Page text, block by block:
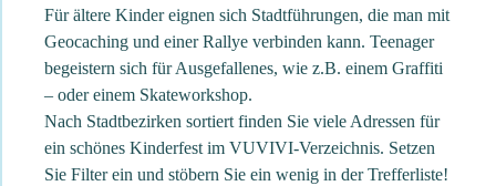
Für ältere Kinder eignen sich Stadtführungen, die man mit
Geocaching und einer Rallye verbinden kann. Teenager
begeistern sich für Ausgefallenes, wie z.B. einem Graffiti
– oder einem Skateworkshop.
Nach Stadtbezirken sortiert finden Sie viele Adressen für
ein schönes Kinderfest im VUVIVI-Verzeichnis. Setzen
Sie Filter ein und stöbern Sie ein wenig in der Trefferliste!